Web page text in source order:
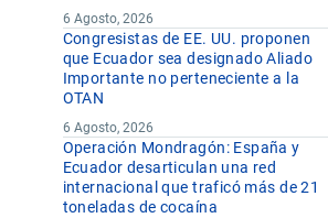
6 Agosto, 2026
Congresistas de EE. UU. proponen
que Ecuador sea designado Aliado
Importante no perteneciente a la
OTAN
6 Agosto, 2026
Operación Mondragón: España y
Ecuador desarticulan una red
internacional que traficó más de 21
toneladas de cocaína